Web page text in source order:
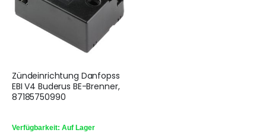
Zündeinrichtung Danfopss
EBI V4 Buderus BE-Brenner,
87185750990
Verfügbarkeit: Auf Lager